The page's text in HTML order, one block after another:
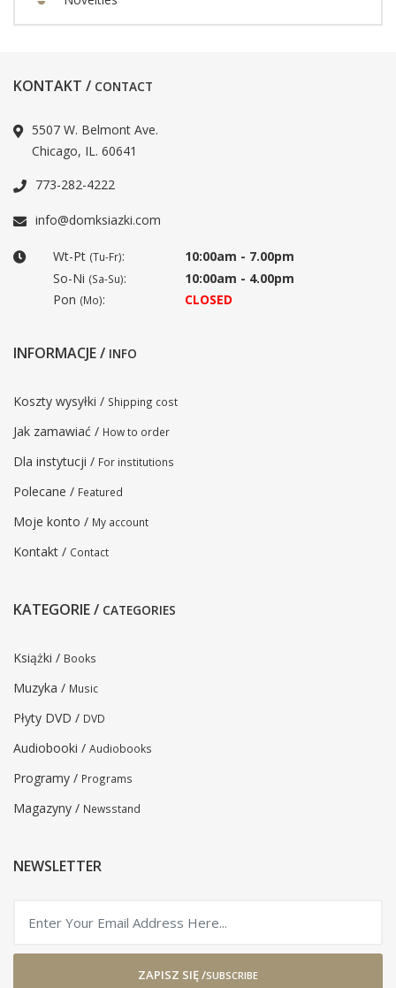
KONTAKT / CONTACT
5507 W. Belmont Ave.
Chicago, IL. 60641
773-282-4222
info@domksiazki.com
Wt-Pt (Tu-Fr):
10:00am - 7.00pm
So-Ni (Sa-Su):
10:00am - 4.00pm
Pon (Mo): CLOSED
INFORMACJE / INFO
Koszty wysyłki / Shipping cost
Jak zamawiać / How to order
Dla instytucji / For institutions
Polecane / Featured
Moje konto / My account
Kontakt / Contact
KATEGORIE / CATEGORIES
Książki / Books
Muzyka / Music
Płyty DVD / DVD
Audiobooki / Audiobooks
Programy / Programs
Magazyny / Newsstand
NEWSLETTER
ZAPISZ SIĘ /SUBSCRIBE